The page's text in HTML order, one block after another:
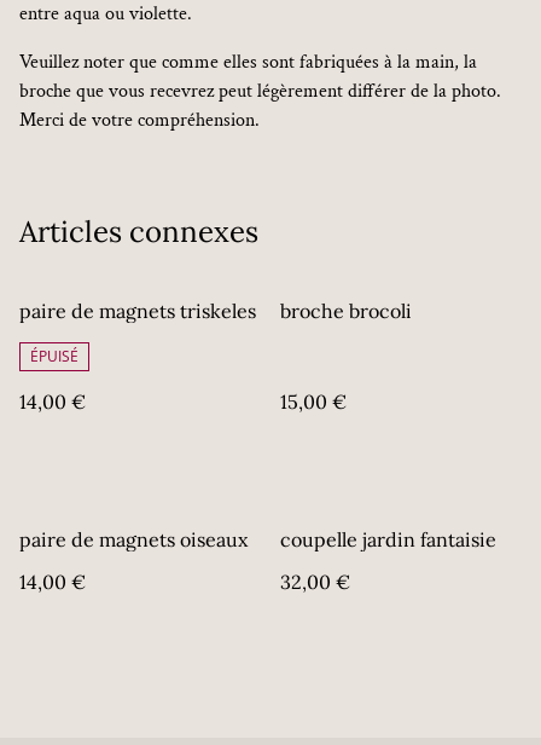
entre aqua ou violette.
Veuillez noter que comme elles sont fabriquées à la main, la
broche que vous recevrez peut légèrement différer de la photo.
Merci de votre compréhension.
Articles connexes
paire de magnets triskeles
ÉPUISÉ
14,00 €
broche brocoli
15,00 €
paire de magnets oiseaux
14,00 €
coupelle jardin fantaisie
32,00 €